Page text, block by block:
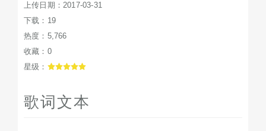
上传日期：2017-03-31
下载：19
热度：5,766
收藏：0
星级：
歌词文本